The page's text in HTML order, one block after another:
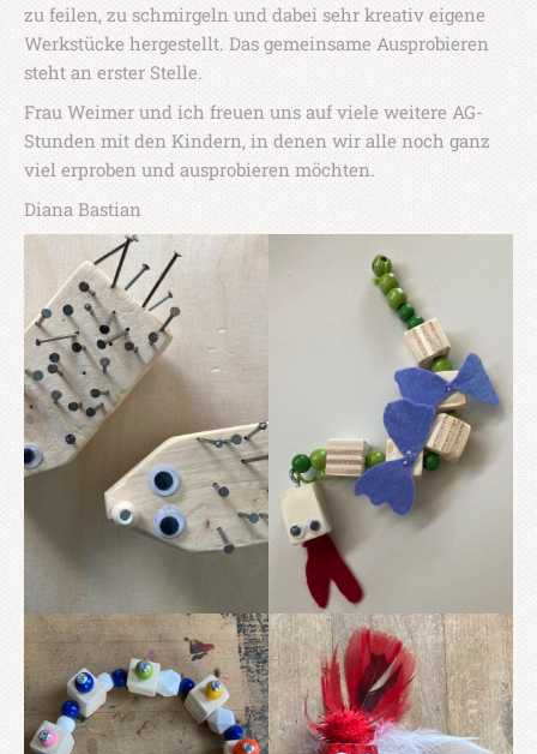
zu feilen, zu schmirgeln und dabei sehr kreativ eigene
Werkstücke hergestellt. Das gemeinsame Ausprobieren
steht an erster Stelle.
Frau Weimer und ich freuen uns auf viele weitere AG-
Stunden mit den Kindern, in denen wir alle noch ganz
viel erproben und ausprobieren möchten.
Diana Bastian